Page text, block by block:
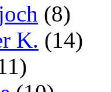
(8)
K. (14)